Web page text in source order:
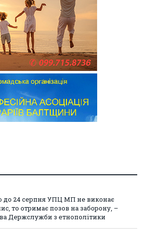
до 24 серпня УПЦ МП не виконає
то отримає позов на заборону, –
Держслужби з етнополітики